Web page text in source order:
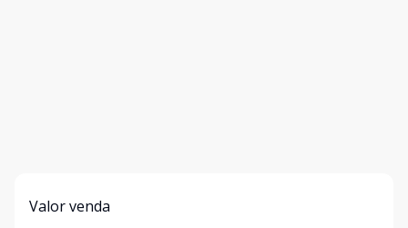
Valor venda